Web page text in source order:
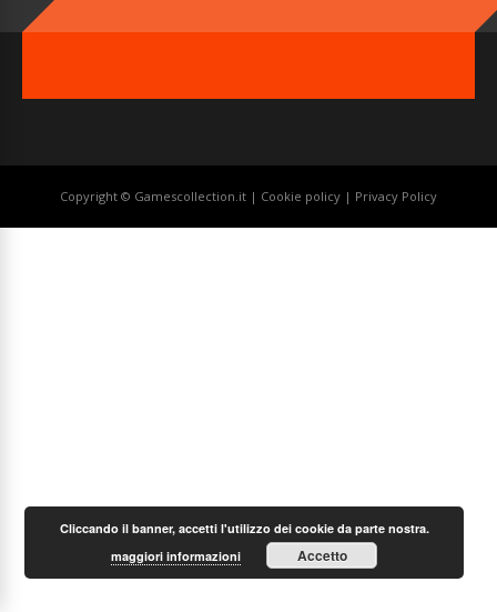
Copyright © Gamescollection.it | Cookie policy | Privacy Policy
Cliccando il banner, accetti l'utilizzo dei cookie da parte nostra.
maggiori informazioni
Accetto